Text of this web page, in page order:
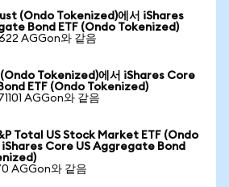
(Ondo Tokenized)에서 iShares
Bond ETF (Ondo Tokenized)
AGGon와 같음
Tokenized)에서 iShares Core
ETF (Ondo Tokenized)
AGGon와 같음
Total US Stock Market ETF (Ondo
Core US Aggregate Bond
AGGon와 같음